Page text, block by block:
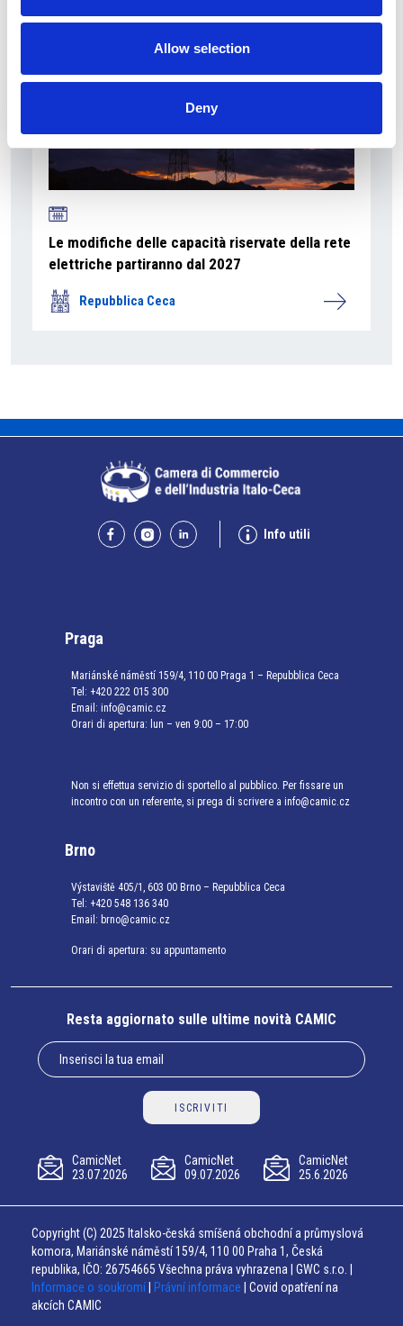
Allow selection
Deny
Le modifiche delle capacità riservate della rete
elettriche partiranno dal 2027
Repubblica Ceca
Info utili
Praga
Mariánské náměstí 159/4, 110 00 Praga 1 – Repubblica Ceca
Tel: +420 222 015 300
Email: info@camic.cz
Orari di apertura: lun – ven 9:00 – 17:00
Non si effettua servizio di sportello al pubblico. Per fissare un
incontro con un referente, si prega di scrivere a info@camic.cz
Brno
Výstaviště 405/1, 603 00 Brno – Repubblica Ceca
Tel: +420 548 136 340
Email: brno@camic.cz
Orari di apertura: su appuntamento
Resta aggiornato sulle ultime novità CAMIC
ISCRIVITI
CamicNet
23.07.2026
CamicNet
09.07.2026
CamicNet
25.6.2026
Copyright (C) 2025 Italsko-česká smíšená obchodní a průmyslová
komora, Mariánské náměstí 159/4, 110 00 Praha 1, Česká
republika, IČO: 26754665 Všechna práva vyhrazena | GWC s.r.o. |
Informace o soukromí
Právní informace | Covid opatření na
akcích CAMIC